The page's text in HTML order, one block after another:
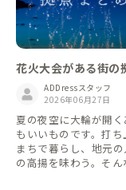
花火大会がある街
ADDressスタッフ
2026年06月27日
夏の夜空に大輪が開
もいいものです。打
まちで暮らし、地元
の高揚を味わう。そ